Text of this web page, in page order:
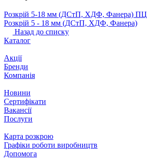
Розкрій 5‐18 мм (ДСтП, ХДФ, Фанера) ПЦ
Розкрій 5 ‐ 18 мм (ДСтП, ХДФ, Фанера)
Назад до списку
Каталог
Акції
Бренди
Компанія
Новини
Сертифікати
Вакансії
Послуги
Карта розкрою
Графіки роботи виробництв
Допомога